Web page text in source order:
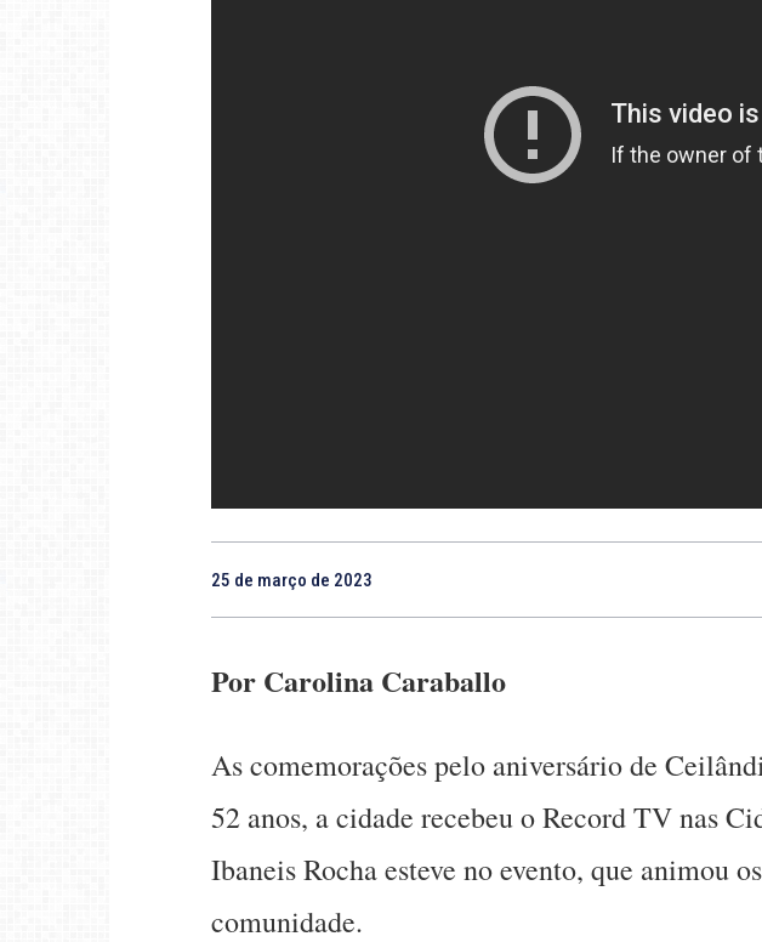
25 de março de 2023
Por Carolina Caraballo
As comemorações pelo aniversário de
52 anos, a cidade recebeu o Record TV nas
Ibaneis Rocha esteve no evento, que animou
comunidade.